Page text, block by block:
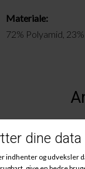
Materiale:
72% Polyamid,